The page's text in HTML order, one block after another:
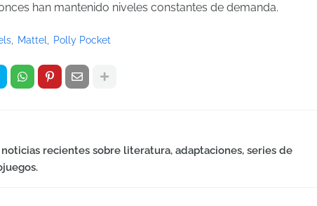
han mantenido niveles constantes de demanda.
Mattel Polly Pocket
recientes sobre literatura, adaptaciones, series de